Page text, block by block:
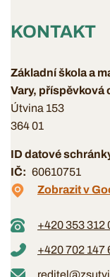
KONTAKT
Základní škola a
Vary, příspěvková
Útvina 153
364 01
ID datové
IČ
60610751
Zobrazit v
+420 353 312
+420 702 147